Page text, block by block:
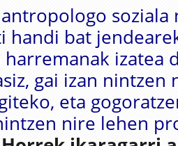
soziala
handi bat
izatea
gai izan nintzen
eta
nire lehen